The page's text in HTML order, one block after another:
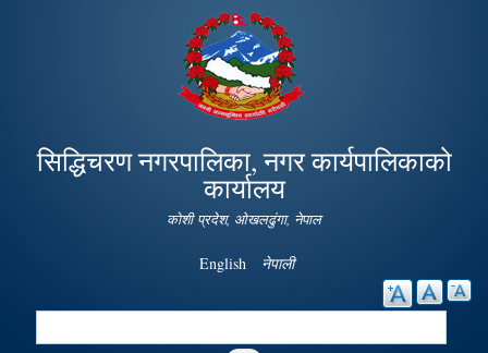
Skip to
main
content
सिद्धिचरण नगरपालिका, नगर कार्यपालिकाको
कार्यालय
कोशी प्रदेश, ओखलढुंगा, नेपाल
English नेपाली
Search